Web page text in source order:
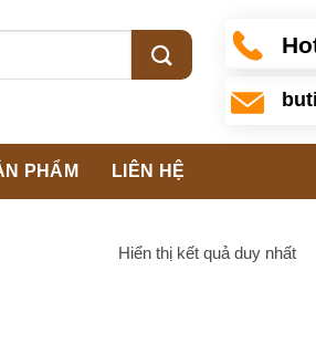
PHẨM LIÊN HỆ
Hiển thị kết quả duy nhất